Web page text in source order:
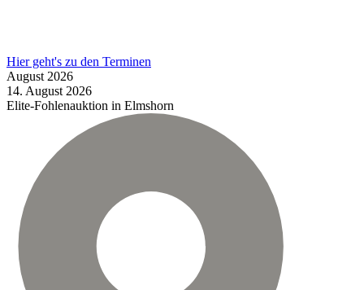
Hier geht's zu den Terminen
August 2026
14. August 2026
Elite-Fohlenauktion in Elmshorn